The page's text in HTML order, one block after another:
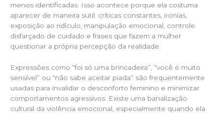
menos identificadas. Isso acontece porque ela costuma
aparecer de maneira sutil: críticas constantes, ironias,
exposição ao ridículo, manipulação emocional, controle
disfarçado de cuidado e frases que fazem a mulher
questionar a própria percepção da realidade.
Expressões como “foi só uma brincadeira”, “você é muito
sensível” ou “não sabe aceitar piada” são frequentemente
usadas para invalidar o desconforto feminino e minimizar
comportamentos agressivos. Existe uma banalização
cultural da violência emocional, especialmente quando ela